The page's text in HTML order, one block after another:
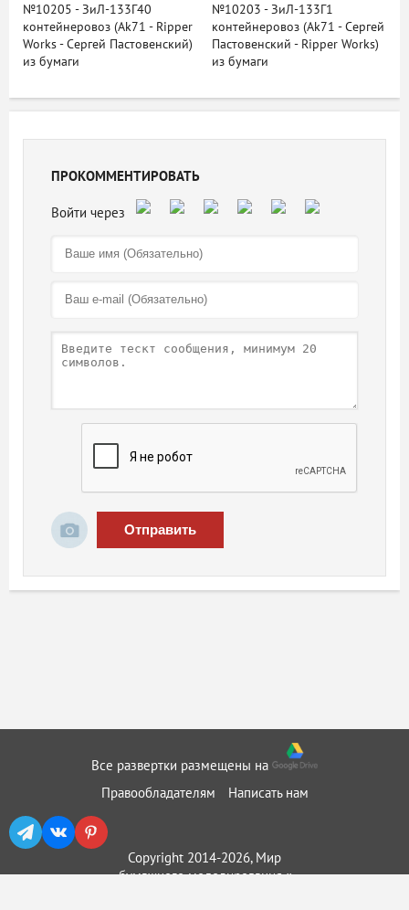
№10205 - ЗиЛ-133Г40
контейнеровоз (Ak71 - Ripper
Works - Сергей Пастовенский)
из бумаги
№10203 - ЗиЛ-133Г1
контейнеровоз (Ak71 - Сергей
Пастовенский - Ripper Works)
из бумаги
ПРОКОММЕНТИРОВАТЬ
Отправить
Все развертки размещены на
Правообладателям
Написать нам
Copyright 2014-2026, Мир
бумажного моделирования ::